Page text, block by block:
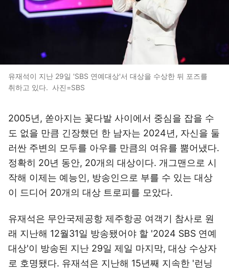
유재석이 지난 29일 'SBS 연예대상'서 대상을 수상한 뒤 포즈를
취하고 있다. 사진=SBS
2005년, 쏟아지는 꽃다발 사이에서 중심을 잡을 수
도 없을 만큼 긴장했던 한 남자는 2024년, 자신을 둘
러싼 주변의 모두를 아우를 만큼의 여유를 뿜어냈다.
정확히 20년 동안, 20개의 대상이다. 개그맨으로 시
작해 이제는 예능인, 방송인으로 부를 수 있는 대상
이 드디어 20개의 대상 트로피를 모았다.
유재석은 무안국제공항 제주항공 여객기 참사로 원
래 지난해 12월31일 방송됐어야 할 '2024 SBS 연예
대상'이 방송된 지난 29일 제일 마지막, 대상 수상자
로 호명됐다. 유재석은 지난해 15년째 지속한 '런닝